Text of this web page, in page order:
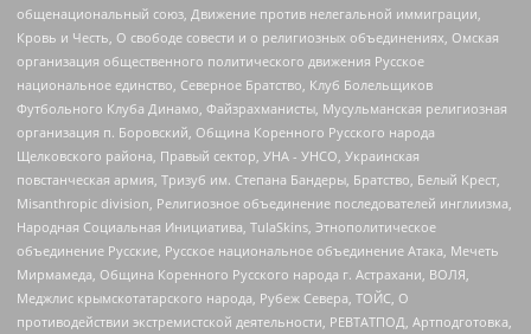
общенациональный союз, Движение против нелегальной иммиграции,
Кровь и Честь, О свободе совести и о религиозных объединениях, Омская
организация общественного политического движения Русское
национальное единство, Северное Братство, Клуб Болельщиков
Футбольного Клуба Динамо, Файзрахманисты, Мусульманская религиозная
организация п. Боровский, Община Коренного Русского народа
Щелковского района, Правый сектор, УНА - УНСО, Украинская
повстанческая армия, Тризуб им. Степана Бандеры, Братство, Белый Крест,
Misanthropic division, Религиозное объединение последователей инглиизма,
Народная Социальная Инициатива, TulaSkins, Этнополитическое
объединение Русские, Русское национальное объединение Атака, Мечеть
Мирмамеда, Община Коренного Русского народа г. Астрахани, ВОЛЯ,
Меджлис крымскотатарского народа, Рубеж Севера, ТОЙС, О
противодействии экстремистской деятельности, РЕВТАТПОД, Артподготовка,